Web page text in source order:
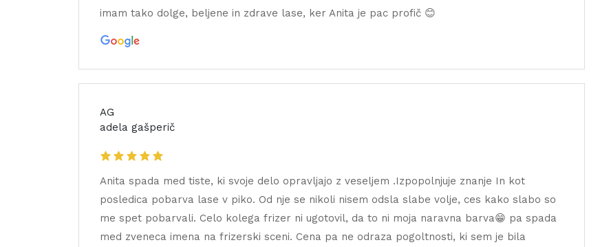
imam tako dolge, beljene in zdrave lase, ker Anita je pac profič 😊
AG
adela gašperič
Anita spada med tiste, ki svoje delo opravljajo z veseljem .Izpopolnjuje znanje In kot
posledica pobarva lase v piko. Od nje se nikoli nisem odsla slabe volje, ces kako slabo so
me spet pobarvali. Celo kolega frizer ni ugotovil, da to ni moja naravna barva😁 pa spada
med zveneca imena na frizerski sceni. Cena pa ne odraza pogoltnosti, ki sem je bila